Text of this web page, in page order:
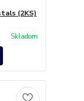
(2KS)
Skladom